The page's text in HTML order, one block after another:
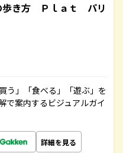
き方 Ｐｌａｔ パリ
う」「食べる」「遊ぶ」を
で案内するビジュアルガイ
詳細を見る